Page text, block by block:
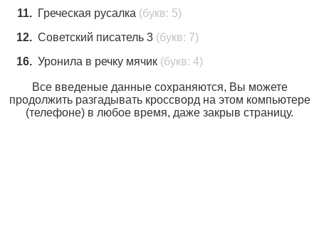
11. Греческая русалка (букв: 5)
12. Советский писатель 3 (букв: 7)
16. Уронила в речку мячик (букв: 4)
Все введеные данные сохраняются, Вы можете
продолжить разгадывать кроссворд на этом компьютере
(телефоне) в любое время, даже закрыв страницу.